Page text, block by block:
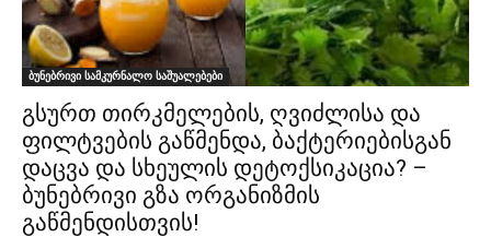
ბუნებრივი სამკურნალო საშუალებები
გსურთ თირკმელების, ღვიძლისა და
ფილტვების გაწმენდა, ბაქტერიებისგან
დაცვა და სხეულის დეტოქსიკაცია? –
ბუნებრივი გზა ორგანიზმის
გაწმენდისთვის!